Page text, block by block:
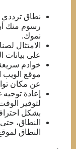
نطاق
رسوم منك
نموك.
على بيانات
خوادم
موقع
عن مكان
إعادة
لتوفير
بشكل
النطاق،
النطاق